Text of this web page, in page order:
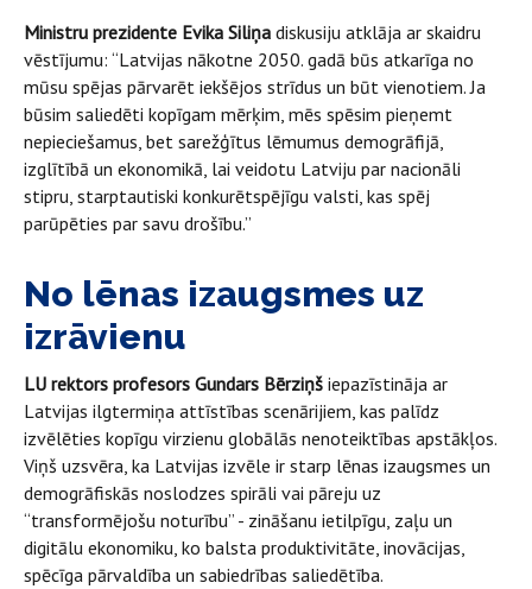
Ministru prezidente Evika Siliņa diskusiju atklāja ar skaidru
vēstījumu: “Latvijas nākotne 2050. gadā būs atkarīga no
mūsu spējas pārvarēt iekšējos strīdus un būt vienotiem. Ja
būsim saliedēti kopīgam mērķim, mēs spēsim pieņemt
nepieciešamus, bet sarežģītus lēmumus demogrāfijā,
izglītībā un ekonomikā, lai veidotu Latviju par nacionāli
stipru, starptautiski konkurētspējīgu valsti, kas spēj
parūpēties par savu drošību.”
No lēnas izaugsmes uz
izrāvienu
LU rektors profesors Gundars Bērziņš iepazīstināja ar
Latvijas ilgtermiņa attīstības scenārijiem, kas palīdz
izvēlēties kopīgu virzienu globālās nenoteiktības apstākļos.
Viņš uzsvēra, ka Latvijas izvēle ir starp lēnas izaugsmes un
demogrāfiskās noslodzes spirāli vai pāreju uz
“transformējošu noturību” - zināšanu ietilpīgu, zaļu un
digitālu ekonomiku, ko balsta produktivitāte, inovācijas,
spēcīga pārvaldība un sabiedrības saliedētība.